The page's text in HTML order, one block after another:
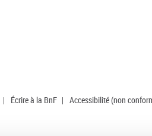
| Écrire à la BnF | Accessibilité (non